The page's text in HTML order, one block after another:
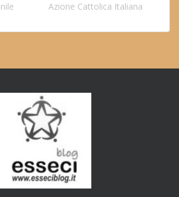
Azione Cattolica Italiana